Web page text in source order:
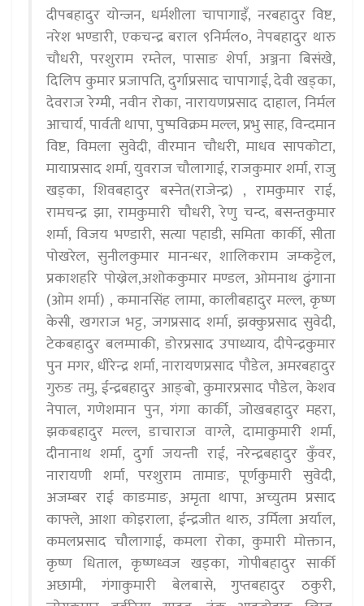
दीपबहादुर योन्जन, धर्मशीला चापागाइँ, नरबहादुर विष्ट,
नरेश भण्डारी, एकचन्द्र बराल ९निर्मल०, नेपबहादुर थारु
चौधरी, परशुराम रम्तेल, पासाङ शेर्पा, अञ्जना बिसंखे,
दिलिप कुमार प्रजापति, दुर्गाप्रसाद चापागाई, देवी खड्का,
देवराज रेग्मी, नवीन रोका, नारायणप्रसाद दाहाल, निर्मल
आचार्य, पार्वती थापा, पुष्पविक्रम मल्ल, प्रभु साह, विन्दमान
विष्ट, विमला सुवेदी, वीरमान चौधरी, माधव सापकोटा,
मायाप्रसाद शर्मा, युवराज चौलागाई, राजकुमार शर्मा, राजु
खड्का, शिवबहादुर बस्नेत(राजेन्द्र) , रामकुमार राई,
रामचन्द्र झा, रामकुमारी चौधरी, रेणु चन्द, बसन्तकुमार
शर्मा, विजय भण्डारी, सत्या पहाडी, समिता कार्की, सीता
पोखरेल, सुनीलकुमार मानन्धर, शालिकराम जम्कट्टेल,
प्रकाशहरि पोख्रेल,अशोककुमार मण्डल, ओमनाथ ढुंगाना
(ओम शर्मा) , कमानसिंह लामा, कालीबहादुर मल्ल, कृष्ण
केसी, खगराज भट्ट, जगप्रसाद शर्मा, झक्कुप्रसाद सुवेदी,
टेकबहादुर बलम्पाकी, डोरप्रसाद उपाध्याय, दीपेन्द्रकुमार
पुन मगर, धीरेन्द्र शर्मा, नारायणप्रसाद पौडेल, अमरबहादुर
गुरुङ तमु, ईन्द्रबहादुर आङ्बो, कुमारप्रसाद पौडेल, केशव
नेपाल, गणेशमान पुन, गंगा कार्की, जोखबहादुर महरा,
झकबहादुर मल्ल, डाचाराज वाग्ले, दामाकुमारी शर्मा,
दीनानाथ शर्मा, दुर्गा जयन्ती राई, नरेन्द्रबहादुर कुँवर,
नारायणी शर्मा, परशुराम तामाङ, पूर्णकुमारी सुवेदी,
अजम्बर राई काङमाङ, अमृता थापा, अच्युतम प्रसाद
काफ्ले, आशा कोइराला, ईन्द्रजीत थारु, उर्मिला अर्याल,
कमलप्रसाद चौलागाई, कमला रोका, कुमारी मोक्तान,
कृष्ण धिताल, कृष्णध्वज खड्का, गोपीबहादुर सार्की
अछामी, गंगाकुमारी बेलबासे, गुप्तबहादुर ठकुरी,